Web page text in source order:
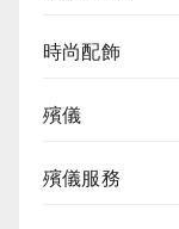
時尚配飾
殯儀
殯儀服務